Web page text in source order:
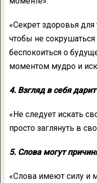
«Секрет здоровья
чтобы не
беспокоиться о
моментом мудро и
4. Взгляд в себя
«Не следует искать
просто заглянуть в
5. Слова могут
«Слова имеют силу и